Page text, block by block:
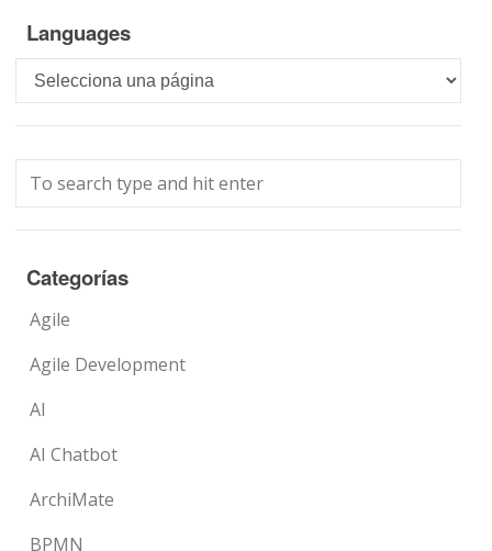
Languages
Languages
Categorías
Agile
Agile Development
AI
AI Chatbot
ArchiMate
BPMN